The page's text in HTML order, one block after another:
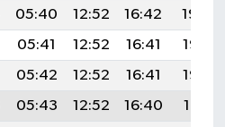
05:40 12:52 16:42
19:54
05:41 12:52 16:41
19:53
05:42 12:52 16:41
19:52
05:43 12:52 16:40
19:51